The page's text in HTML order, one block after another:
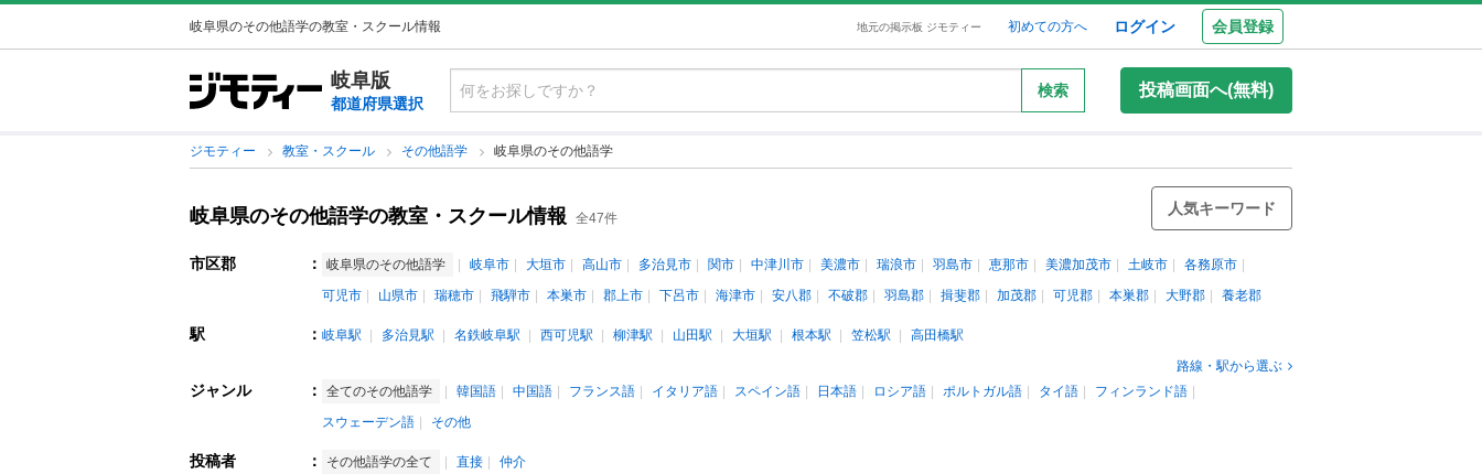
岐阜県のその他語学の教室・スクール情報 地元の掲示板 ジモティー 初めての方へ ログイン 会員登録
岐阜版
都道府県選択
検索 投稿画面へ(無料)
ジモティー 教室・スクール その他語学 岐阜県のその他語学
岐阜県のその他語学の教室・スクール情報 全47件
人気キーワード
市区郡 ： 岐阜県のその他語学 岐阜市 大垣市 高山市 多治見市 関市 中津川市 美濃市 瑞浪市 羽島市 恵那市 美濃加茂市 土岐市
各務原市
可児市
山県市 瑞穂市 飛騨市 本巣市 郡上市 下呂市 海津市 安八郡 不破郡 羽島郡 揖斐郡 加茂郡 可児郡 本巣郡 大野郡 養老郡
駅 ： 岐阜駅 多治見駅 名鉄岐阜駅 西可児駅 柳津駅 山田駅 大垣駅 根本駅 笠松駅
高田橋駅
路線・駅から選ぶ
ジャンル ： 全てのその他語学 韓国語 中国語 フランス語 イタリア語 スペイン語 日本語 ロシア語 ポルトガル語 タイ語
フィンランド語
スウェーデン語
その他
投稿者 ： その他語学の全て 直接 仲介